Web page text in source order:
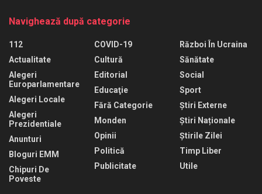
Navighează după categorie
112
Actualitate
Alegeri
Europarlamentare
Alegeri Locale
Alegeri
Prezidentiale
Anunturi
Bloguri EMM
Chipuri De
Poveste
COVID-19
Cultură
Editorial
Educaţie
Fără Categorie
Monden
Opinii
Politică
Publicitate
Război În Ucraina
Sănătate
Social
Sport
Știri Externe
Știri Naționale
Știrile Zilei
Timp Liber
Utile